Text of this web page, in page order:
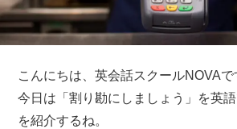
こんにちは、英会話スクールNOVAで
今日は「割り勘にしましょう」を英
を紹介するね。